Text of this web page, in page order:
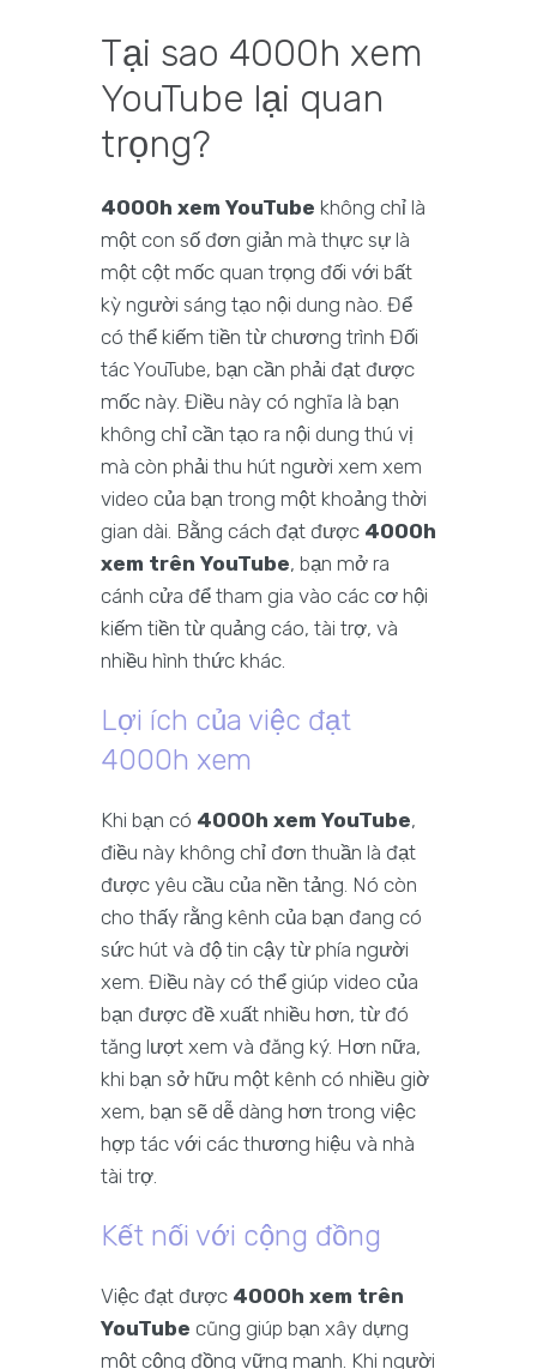
Tại sao 4000h xem
YouTube lại quan
trọng?
4000h xem YouTube không chỉ là
một con số đơn giản mà thực sự là
một cột mốc quan trọng đối với bất
kỳ người sáng tạo nội dung nào. Để
có thể kiếm tiền từ chương trình Đối
tác YouTube, bạn cần phải đạt được
mốc này. Điều này có nghĩa là bạn
không chỉ cần tạo ra nội dung thú vị
mà còn phải thu hút người xem xem
video của bạn trong một khoảng thời
gian dài. Bằng cách đạt được 4000h
xem trên YouTube, bạn mở ra
cánh cửa để tham gia vào các cơ hội
kiếm tiền từ quảng cáo, tài trợ, và
nhiều hình thức khác.
Lợi ích của việc đạt
4000h xem
Khi bạn có 4000h xem YouTube,
điều này không chỉ đơn thuần là đạt
được yêu cầu của nền tảng. Nó còn
cho thấy rằng kênh của bạn đang có
sức hút và độ tin cậy từ phía người
xem. Điều này có thể giúp video của
bạn được đề xuất nhiều hơn, từ đó
tăng lượt xem và đăng ký. Hơn nữa,
khi bạn sở hữu một kênh có nhiều giờ
xem, bạn sẽ dễ dàng hơn trong việc
hợp tác với các thương hiệu và nhà
tài trợ.
Kết nối với cộng đồng
Việc đạt được 4000h xem trên
YouTube cũng giúp bạn xây dựng
một cộng đồng vững mạnh. Khi người